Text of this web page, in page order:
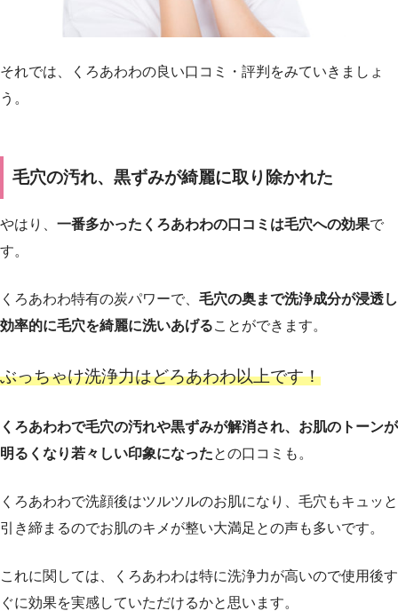
それでは、くろあわわの良い口コミ・評判をみていきましょ
う。
毛穴の汚れ、黒ずみが綺麗に取り除かれた
やはり、 一番多かったくろあわわの口コミは毛穴への効果で
す。
くろあわわ特有の炭パワーで、 毛穴の奥まで洗浄成分が浸透し
効率的に毛穴を綺麗に洗いあげることができます。
ぶっちゃけ洗浄力はどろあわわ以上です！
くろあわわで毛穴の汚れや黒ずみが解消され、お肌のトーンが
明るくなり若々しい印象になったとの口コミも。
くろあわわで洗顔後はツルツルのお肌になり、毛穴もキュッと
引き締まるのでお肌のキメが整い大満足との声も多いです。
これに関しては、くろあわわは特に洗浄力が高いので使用後す
ぐに効果を実感していただけるかと思います。